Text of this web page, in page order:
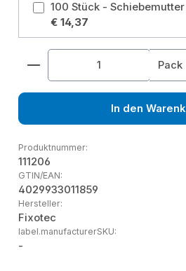
€ 14,37
Produkt Anzahl: Gib denPack
In den
Produktnummer:
111206
GTIN/EAN:
4029933011859
Hersteller:
Fixotec
label.manufacturerSKU:
-